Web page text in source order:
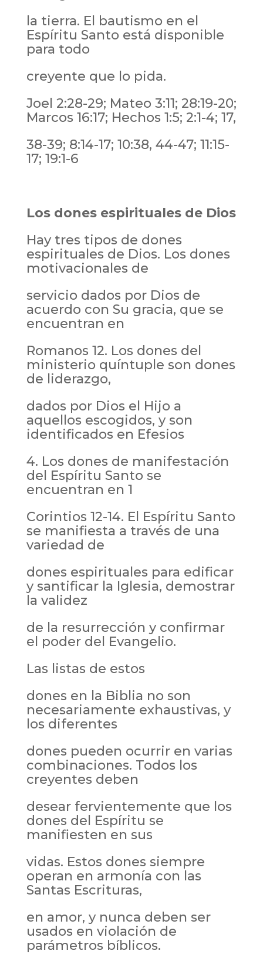
la tierra. El bautismo en el
Espíritu Santo está disponible
para todo
creyente que lo pida.
Joel 2:28-29; Mateo 3:11; 28:19-20;
Marcos 16:17; Hechos 1:5; 2:1-4; 17,
38-39; 8:14-17; 10:38, 44-47; 11:15-
17; 19:1-6
Los dones espirituales de Dios
Hay tres tipos de dones
espirituales de Dios. Los dones
motivacionales de
servicio dados por Dios de
acuerdo con Su gracia, que se
encuentran en
Romanos 12. Los dones del
ministerio quíntuple son dones
de liderazgo,
dados por Dios el Hijo a
aquellos escogidos, y son
identificados en Efesios
4. Los dones de manifestación
del Espíritu Santo se
encuentran en 1
Corintios 12-14. El Espíritu Santo
se manifiesta a través de una
variedad de
dones espirituales para edificar
y santificar la Iglesia, demostrar
la validez
de la resurrección y confirmar
el poder del Evangelio.
Las listas de estos
dones en la Biblia no son
necesariamente exhaustivas, y
los diferentes
dones pueden ocurrir en varias
combinaciones. Todos los
creyentes deben
desear fervientemente que los
dones del Espíritu se
manifiesten en sus
vidas. Estos dones siempre
operan en armonía con las
Santas Escrituras,
en amor, y nunca deben ser
usados en violación de
parámetros bíblicos.